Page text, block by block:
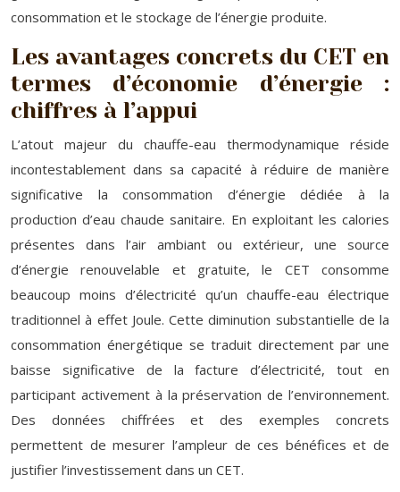
consommation et le stockage de l’énergie produite.
Les avantages concrets du CET en
termes d’économie d’énergie :
chiffres à l’appui
L’atout majeur du chauffe-eau thermodynamique réside
incontestablement dans sa capacité à réduire de manière
significative la consommation d’énergie dédiée à la
production d’eau chaude sanitaire. En exploitant les calories
présentes dans l’air ambiant ou extérieur, une source
d’énergie renouvelable et gratuite, le CET consomme
beaucoup moins d’électricité qu’un chauffe-eau électrique
traditionnel à effet Joule. Cette diminution substantielle de la
consommation énergétique se traduit directement par une
baisse significative de la facture d’électricité, tout en
participant activement à la préservation de l’environnement.
Des données chiffrées et des exemples concrets
permettent de mesurer l’ampleur de ces bénéfices et de
justifier l’investissement dans un CET.